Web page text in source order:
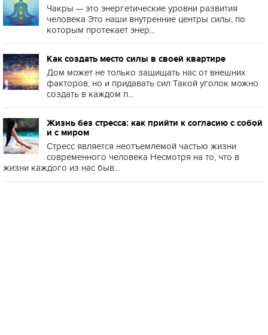
Чакры — это энергетические уровни развития
человека Это наши внутренние центры силы, по
которым протекает энер...
Как создать место силы в своей квартире
Дом может не только защищать нас от внешних
факторов, но и придавать сил Такой уголок можно
создать в каждом п...
Жизнь без стресса: как прийти к согласию с собой
и с миром
Стресс является неотъемлемой частью жизни
современного человека Несмотря на то, что в
жизни каждого из нас быв...